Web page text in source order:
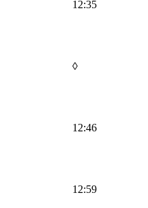
12:35
◊
12:46
12:59